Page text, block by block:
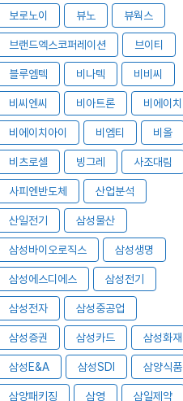
보로노이 뷰노 뷰웍스
브랜드엑스코퍼레이션 브이티
블루엠텍 비나텍 비비씨
비씨엔씨 비아트론 비에이치
비에이치아이 비엠티 비올
비츠로셀 빙그레 사조대림
사피엔반도체 산업분석
산일전기 삼성물산
삼성바이오로직스 삼성생명
삼성에스디에스 삼성전기
삼성전자 삼성중공업
삼성증권 삼성카드 삼성화재
삼성E&A 삼성SDI 삼양식품
삼양패키징 삼영 삼일제약